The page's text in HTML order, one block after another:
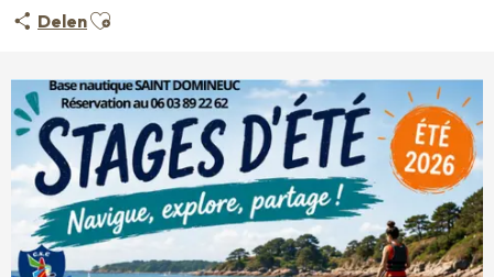
DelenAjouter aux favoris